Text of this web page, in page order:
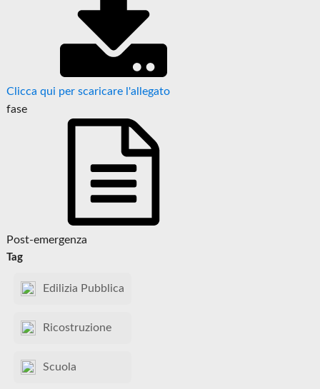
Clicca qui per scaricare l'allegato
fase
Post-emergenza
Tag
Edilizia Pubblica
Ricostruzione
Scuola